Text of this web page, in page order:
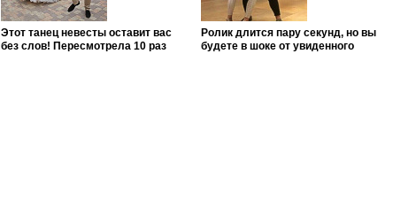
Этот танец невесты оставит вас
без слов! Пересмотрела 10 раз
Ролик длится пару секунд, но вы
будете в шоке от увиденного